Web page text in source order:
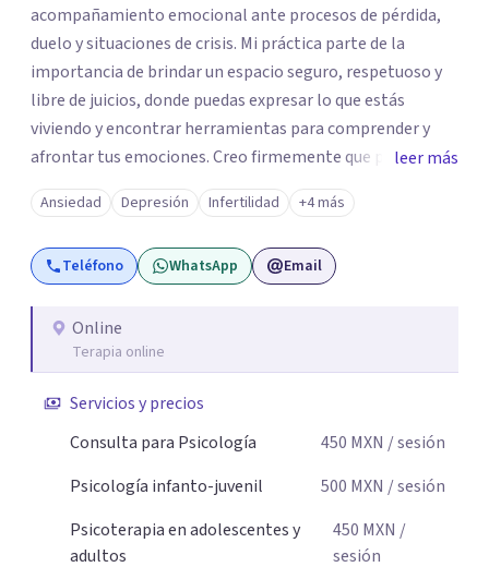
acompañamiento emocional ante procesos de pérdida,
duelo y situaciones de crisis. Mi práctica parte de la
importancia de brindar un espacio seguro, respetuoso y
libre de juicios, donde puedas expresar lo que estás
viviendo y encontrar herramientas para comprender y
afrontar tus emociones. Creo firmemente que pedir ayuda
psicológica no significa tener todas las respuestas, sino
permitirse contar con un espacio para detenerse,
comprender lo que sucede y comenzar a construir nuevas
formas de afrontar aquello que nos está generando
leer más
Ansiedad Depresión Infertilidad +4 más
Teléfono WhatsApp Email
Online
Terapia online
Servicios y precios
Consulta para Psicología
450 MXN / sesión
Psicología infanto-juvenil
500 MXN / sesión
Psicoterapia en adolescentes y
adultos
450 MXN /
sesión